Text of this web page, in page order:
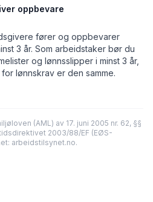
oppbevare
fører og oppbevarer
3 år. Som arbeidstaker bør du
og lønnsslipper i minst 3 år,
lønnskrav er den samme.
(AML) av 17. juni 2005 nr. 62, §§
2003/88/EF (EØS-
arbeidstilsynet.no.